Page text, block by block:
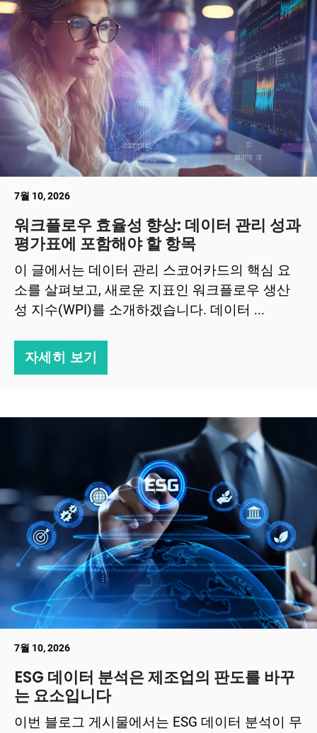
7월 10, 2026
워크플로우 효율성 향상: 데이터 관리 성과
평가표에 포함해야 할 항목
이 글에서는 데이터 관리 스코어카드의 핵심 요
소를 살펴보고, 새로운 지표인 워크플로우 생산
성 지수(WPI)를 소개하겠습니다. 데이터 ...
자세히 보기
7월 10, 2026
ESG 데이터 분석은 제조업의 판도를 바꾸
는 요소입니다
이번 블로그 게시물에서는 ESG 데이터 분석이 무